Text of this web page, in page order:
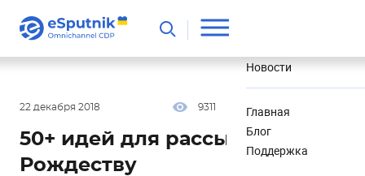
Новости
Главная
Блог
Поддержка
22 декабря 2018 9311
50+ идей для рассылок к
Рождеству